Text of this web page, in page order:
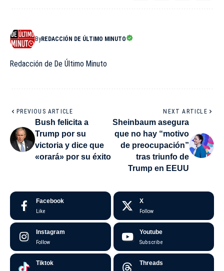
ByREDACCIÓN DE ÚLTIMO MINUTO
Redacción de De Último Minuto
PREVIOUS ARTICLE
Bush felicita a
Trump por su
victoria y dice que
«orará» por su éxito
NEXT ARTICLE
Sheinbaum asegura
que no hay “motivo
de preocupación”
tras triunfo de
Trump en EEUU
Facebook
Like
X
Follow
Instagram
Follow
Youtube
Subscribe
Tiktok Threads